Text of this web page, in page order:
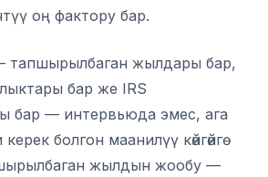
оң фактору бар.
тапшырылбаган жылдары бар,
бар же IRS
бар — интервьюда эмес, ага
болгон маанилүү көйгөйгө
жылдын жообу —